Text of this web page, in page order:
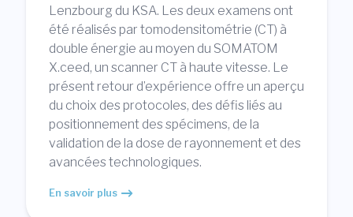
Lenzbourg du KSA. Les deux examens ont
été réalisés par tomodensitométrie (CT) à
double énergie au moyen du SOMATOM
X.ceed, un scanner CT à haute vitesse. Le
présent retour d’expérience offre un aperçu
du choix des protocoles, des défis liés au
positionnement des spécimens, de la
validation de la dose de rayonnement et des
avancées technologiques.
En savoir plus